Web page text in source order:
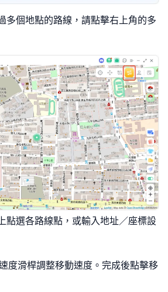
多個地點的路線，請點擊右上角的多
點選各路線點，或輸入地址／座標設
度滑桿調整移動速度。完成後點擊移